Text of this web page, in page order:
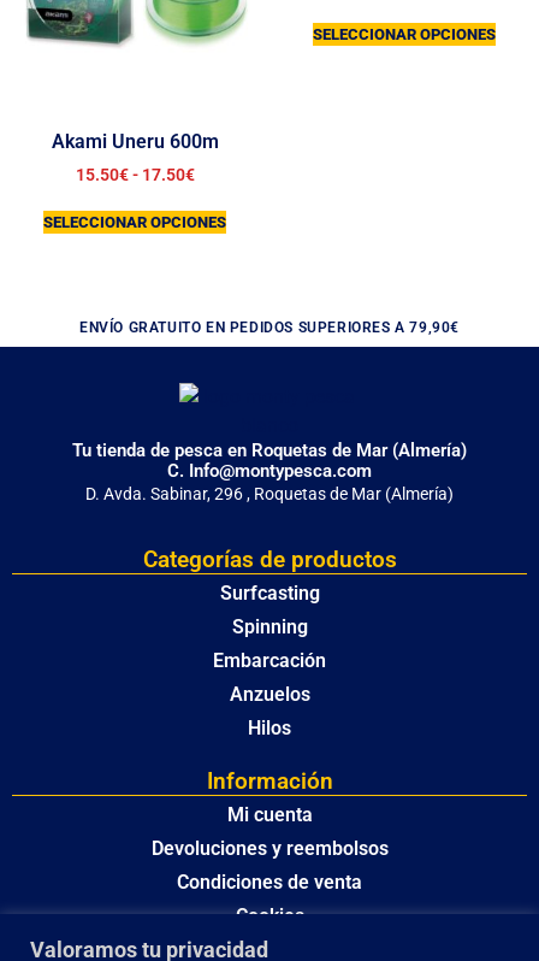
Valoramos tu privacidad
Akami Uneru 600m
15.50€ - 17.50€
SELECCIONAR OPCIONES
SELECCIONAR OPCIONES
ENVÍO GRATUITO EN PEDIDOS SUPERIORES A 79,90€
Tu tienda de pesca en Roquetas de Mar (Almería)
C. Info@montypesca.com
D. Avda. Sabinar, 296 , Roquetas de Mar (Almería)
Categorías de productos
Surfcasting
Spinning
Embarcación
Anzuelos
Hilos
Información
Mi cuenta
Devoluciones y reembolsos
Condiciones de venta
Cookies
Política de privacidad